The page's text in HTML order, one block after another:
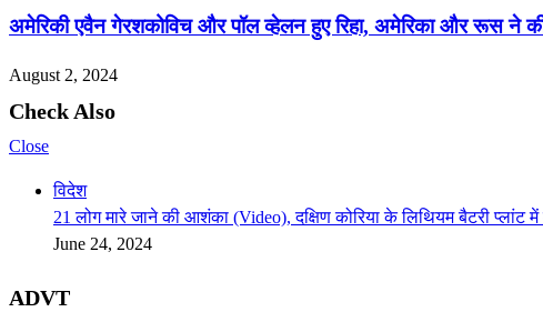
अमेरिकी एवैन गेरशकोविच और पॉल व्हेलन हुए रिहा, अमेरिका और रूस ने
August 2, 2024
Check Also
Close
विदेश
21 लोग मारे जाने की आशंका (Video), दक्षिण कोरिया के लिथियम बैटरी प्लांट
June 24, 2024
ADVT